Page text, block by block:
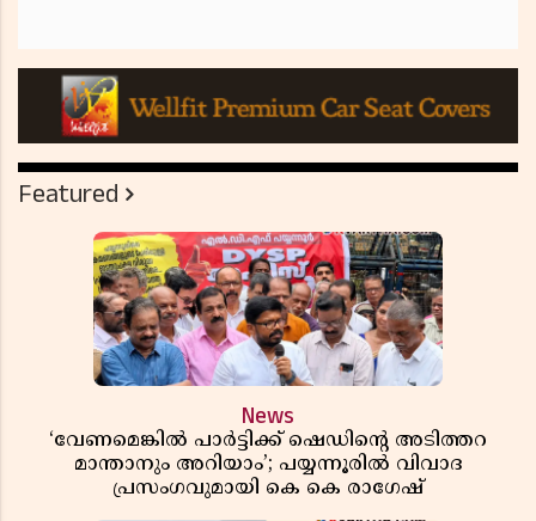
Featured
News
‘വേണമെങ്കിൽ പാർട്ടിക്ക് ഷെഡിൻ്റെ അടിത്തറ
മാന്താനും അറിയാം’; പയ്യന്നൂരിൽ വിവാദ
പ്രസംഗവുമായി കെ കെ രാഗേഷ്